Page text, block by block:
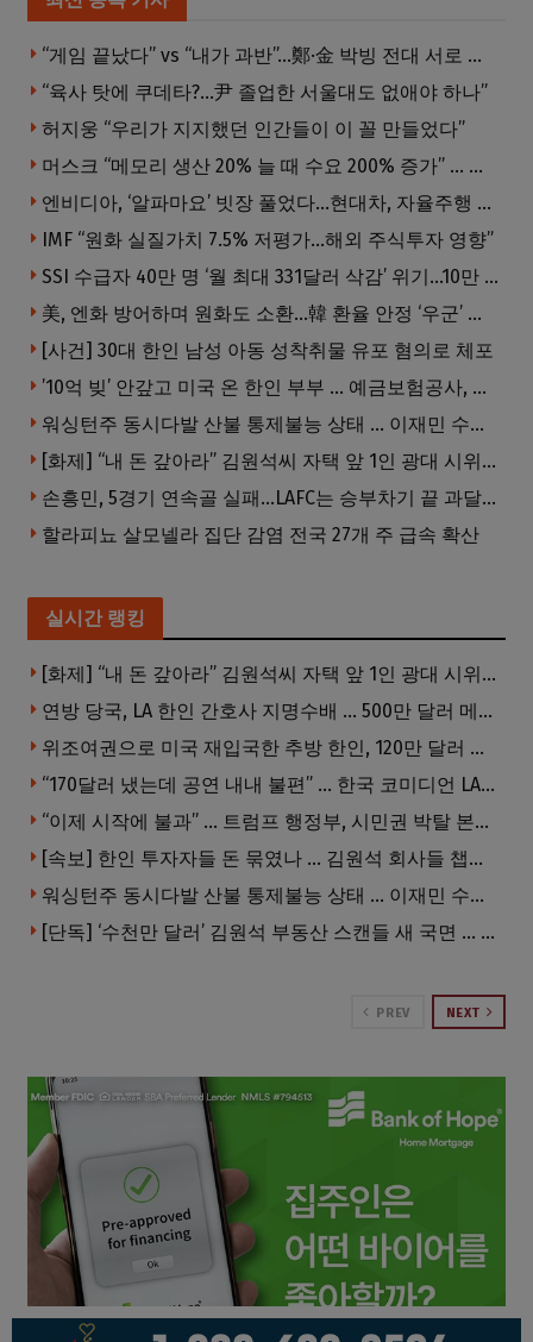
“게임 끝났다” vs “내가 과반”…鄭·金 박빙 전대 서로 우위 주장
“육사 탓에 쿠데타?…尹 졸업한 서울대도 없애야 하나”
허지웅 “우리가 지지했던 인간들이 이 꼴 만들었다”
머스크 “메모리 생산 20% 늘 때 수요 200% 증가” … 반도체 매출 1조달러 눈 앞
엔비디아, ‘알파마요’ 빗장 풀었다…현대차, 자율주행 속도내나
IMF “원화 실질가치 7.5% 저평가…해외 주식투자 영향”
SSI 수급자 40만 명 ‘월 최대 331달러 삭감’ 위기…10만 명은 수급자격 상실
美, 엔화 방어하며 원화도 소환…韓 환율 안정 ‘우군’ 되나
[사건] 30대 한인 남성 아동 성착취물 유포 혐의로 체포
’10억 빚’ 안갚고 미국 온 한인 부부 … 예금보험공사, 미국서 소송
워싱턴주 동시다발 산불 통제불능 상태 … 이재민 수십만명
[화제] “내 돈 갚아라” 김원석씨 자택 앞 1인 광대 시위 … 한인 투자사, “108만 달러 못받아”
손흥민, 5경기 연속골 실패…LAFC는 승부차기 끝 과달라하라 격파
할라피뇨 살모넬라 집단 감염 전국 27개 주 급속 확산
실시간 랭킹
[화제] “내 돈 갚아라” 김원석씨 자택 앞 1인 광대 시위 … 한인 투자사, “108만 달러 못받아”
연방 당국, LA 한인 간호사 지명수배 … 500만 달러 메디캐어 사기, 선고 직전 한국 도주
위조여권으로 미국 재입국한 추방 한인, 120만 달러 은행 사기 행각
“170달러 냈는데 공연 내내 불편” … 한국 코미디언 LA공연, 음향 불량에 외모 비하 개그 논란
“이제 시작에 불과” … 트럼프 행정부, 시민권 박탈 본격화
[속보] 한인 투자자들 돈 묶였나 … 김원석 회사들 챕터7 강제파산·자진파산 잇따라 신청
워싱턴주 동시다발 산불 통제불능 상태 … 이재민 수십만명
[단독] ‘수천만 달러’ 김원석 부동산 스캔들 새 국면 … 한인 투자자들 소송 잇따라 ‘디폴트’ 절차
PREV NEXT